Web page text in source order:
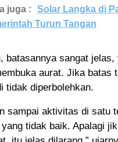
juga :
Solar Langka di
Turun Tangan
batasannya sangat
aurat. Jika batas
tidak diperbolehkan.
sampai aktivitas di satu
yang tidak baik. Apalagi